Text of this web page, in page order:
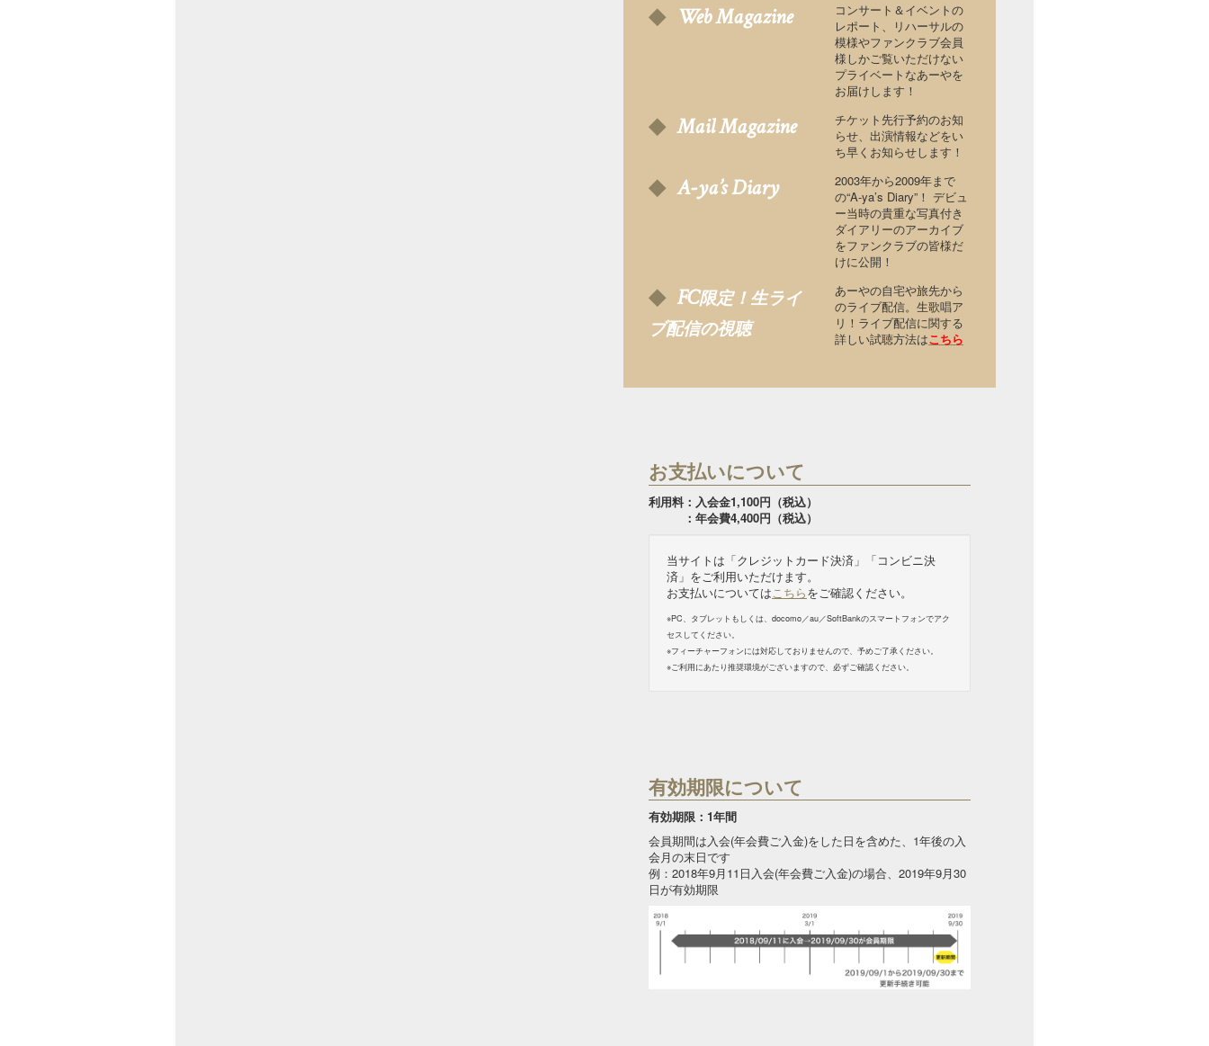
Web Magazine
コンサート＆イベントの
レポート、リハーサルの
模様やファンクラブ会員
様しかご覧いただけない
プライベートなあーやを
お届けします！
Mail Magazine
チケット先行予約のお知
らせ、出演情報などをい
ち早くお知らせします！
A-ya’s Diary
2003年から2009年まで
の“A-ya’s Diary”！ デビュ
ー当時の貴重な写真付き
ダイアリーのアーカイブ
をファンクラブの皆様だ
けに公開！
FC限定！生ライ
ブ配信の視聴
あーやの自宅や旅先から
のライブ配信。生歌唱ア
リ！ライブ配信に関する
詳しい試聴方法はこちら
お支払いについて
利用料：入会金1,100円（税込）
：年会費4,400円（税込）
当サイトは「クレジットカード決済」「コンビニ決
済」をご利用いただけます。
お支払いについては こちらをご確認ください。
※PC、タブレットもしくは、docomo／au／SoftBankのスマートフォンでアク
セスしてください。
※フィーチャーフォンには対応しておりませんので、予めご了承ください。
※ご利用にあたり推奨環境がございますので、必ずご確認ください。
有効期限について
有効期限：1年間
会員期間は入会(年会費ご入金)をした日を含めた、1年後の入
会月の末日です
例：2018年9月11日入会(年会費ご入金)の場合、2019年9月30
日が有効期限